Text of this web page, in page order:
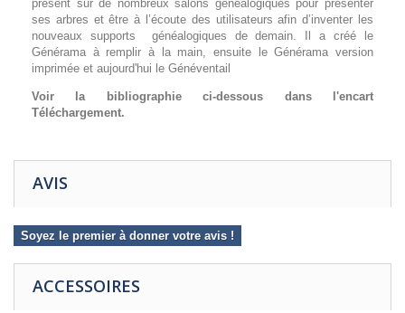
présent sur de nombreux salons généalogiques pour présenter
ses arbres et être à l’écoute des utilisateurs afin d’inventer les
nouveaux supports généalogiques de demain. Il a créé le
Générama à remplir à la main, ensuite le Générama version
imprimée et aujourd'hui le Généventail
Voir la bibliographie ci-dessous dans l'encart
Téléchargement.
AVIS
Soyez le premier à donner votre avis !
ACCESSOIRES